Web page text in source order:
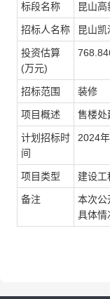
标段名称 昆山
招标人名称 昆山
投资估算
(万元)
招标范围 装修
项目概述 售楼处
计划 招标时
间
2024
项目类型 建设工
备注
本次公
具体情